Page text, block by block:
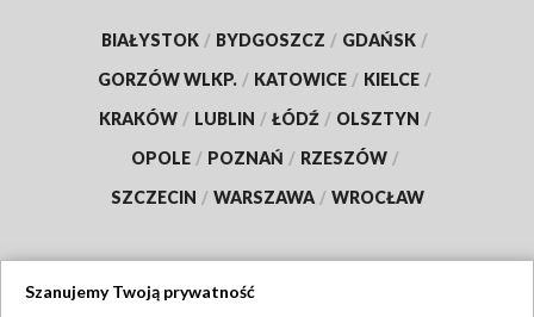
BIAŁYSTOK / BYDGOSZCZ / GDAŃSK /
GORZÓW WLKP. / KATOWICE / KIELCE /
KRAKÓW / LUBLIN / ŁÓDŹ / OLSZTYN /
OPOLE / POZNAŃ / RZESZÓW /
SZCZECIN / WARSZAWA / WROCŁAW
Szanujemy Twoją prywatność